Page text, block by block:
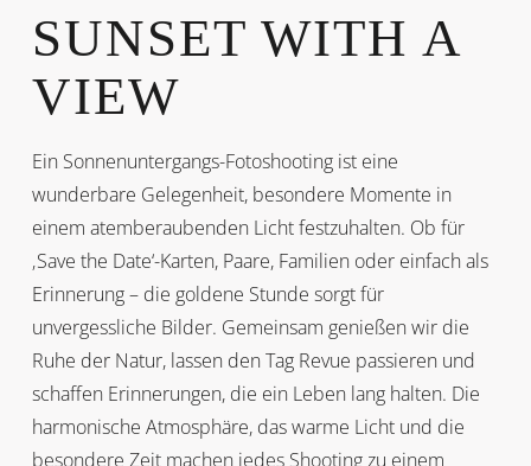
SUNSET WITH A
VIEW
Ein Sonnenuntergangs-Fotoshooting ist eine
wunderbare Gelegenheit, besondere Momente in
einem atemberaubenden Licht festzuhalten. Ob für
‚Save the Date‘-Karten, Paare, Familien oder einfach als
Erinnerung – die goldene Stunde sorgt für
unvergessliche Bilder. Gemeinsam genießen wir die
Ruhe der Natur, lassen den Tag Revue passieren und
schaffen Erinnerungen, die ein Leben lang halten. Die
harmonische Atmosphäre, das warme Licht und die
besondere Zeit machen jedes Shooting zu einem